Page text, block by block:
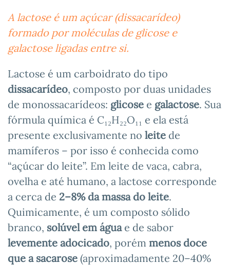
A lactose é um açúcar (dissacarídeo)
formado por moléculas de glicose e
galactose ligadas entre si.
Lactose é um carboidrato do tipo
dissacarídeo, composto por duas unidades
de monossacarídeos: glicose e galactose. Sua
fórmula química é C₁₂H₂₂O₁₁ e ela está
presente exclusivamente no leite de
mamíferos – por isso é conhecida como
“açúcar do leite”. Em leite de vaca, cabra,
ovelha e até humano, a lactose corresponde
a cerca de 2–8% da massa do leite.
Quimicamente, é um composto sólido
branco, solúvel em águae de sabor
levemente adocicado, porém menos doce
que a sacarose (aproximadamente 20–40%